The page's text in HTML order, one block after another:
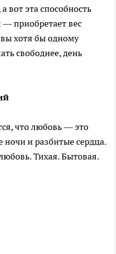
вот эта способность
— приобретает вес
вы хотя бы одному
свободнее, день
что любовь — это
ночи и разбитые сердца.
Тихая. Бытовая.